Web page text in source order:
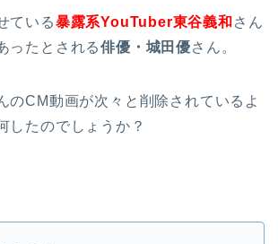
ている暴露系YouTuber東谷義和 さん
ったとされる俳優・城田優さん。
のCM動画が次々と削除されているよ
したのでしょうか？